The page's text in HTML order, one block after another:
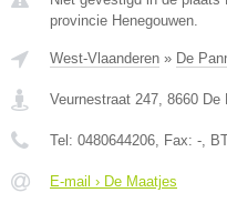
provincie Henegouwen.
West-Vlaanderen » De
Veurnestraat 247 8660 De
Tel: 0480644206 , Fax: - ,
E-mail › De Maatjes